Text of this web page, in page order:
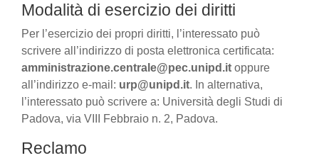
Modalità di esercizio dei diritti
Per l’esercizio dei propri diritti, l’interessato può
scrivere all’indirizzo di posta elettronica certificata:
amministrazione.centrale@pec.unipd.it oppure
all’indirizzo e-mail: urp@unipd.it. In alternativa,
l’interessato può scrivere a: Università degli Studi di
Padova, via VIII Febbraio n. 2, Padova.
Reclamo